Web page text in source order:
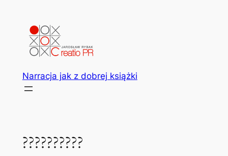
Narracja jak z dobrej książki
??????????